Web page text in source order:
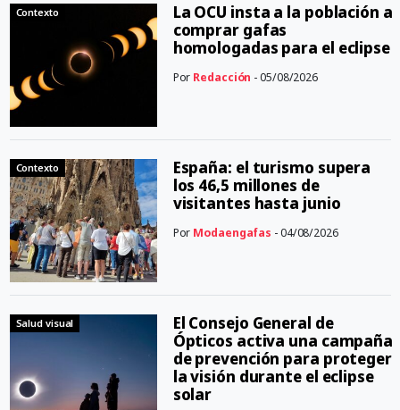
Contexto
La OCU insta a la población a
comprar gafas
homologadas para el eclipse
Por Redacción - 05/08/2026
Contexto
España: el turismo supera
los 46,5 millones de
visitantes hasta junio
Por Modaengafas - 04/08/2026
Salud visual
El Consejo General de
Ópticos activa una campaña
de prevención para proteger
la visión durante el eclipse
solar